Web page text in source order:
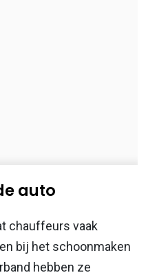
auto
chauffeurs vaak
bij het schoonmaken
hebben ze